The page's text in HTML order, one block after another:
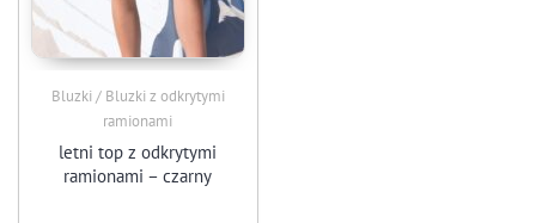
Bluzki / Bluzki z odkrytymi
ramionami
letni top z odkrytymi
ramionami – czarny